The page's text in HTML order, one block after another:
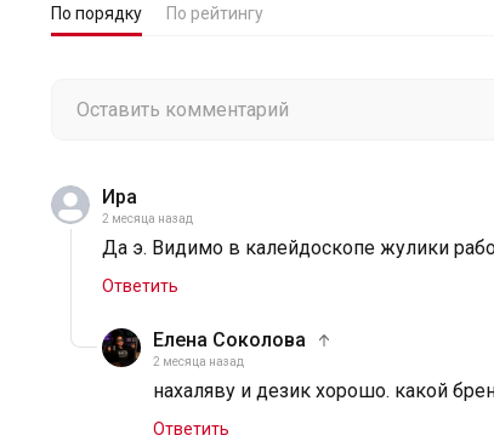
По порядку По рейтингу
Ира
2 месяца назад
Да э. Видимо в калейдоскопе жулики
Ответить
Елена Соколова
2 месяца назад
нахаляву и дезик хорошо. какой
Ответить